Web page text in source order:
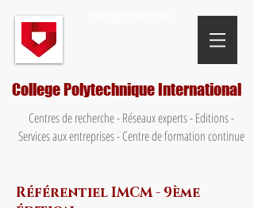
College Polytechnique International
Centres de recherche - Réseaux experts - Editions -
Services aux entreprises - Centre de formation continue
Référentiel IMCM - 9ème